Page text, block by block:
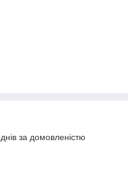
за домовленістю